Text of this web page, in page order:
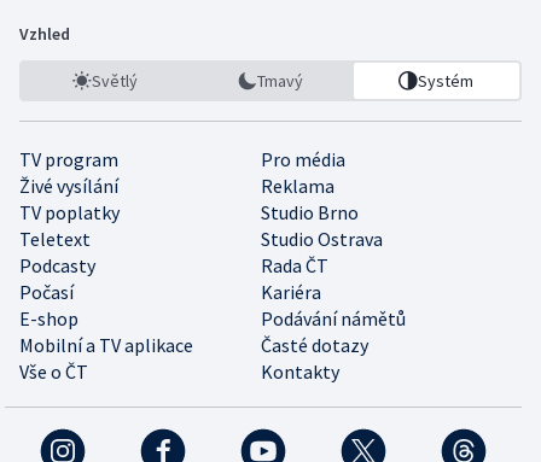
Vzhled
Světlý Tmavý Systém
TV program
Pro média
Živé vysílání
Reklama
TV poplatky
Studio Brno
Teletext
Studio Ostrava
Podcasty
Rada ČT
Počasí
Kariéra
E-shop
Podávání námětů
Mobilní a TV aplikace
Časté dotazy
Vše o ČT
Kontakty